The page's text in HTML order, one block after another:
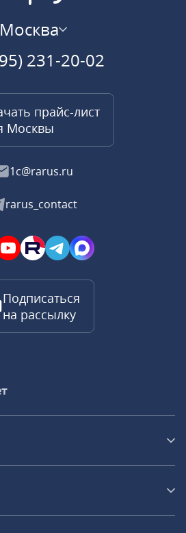
Москва
231-20-02
прайс-лист
Москвы
1c@rarus.ru
rarus_contact
Подписаться
на рассылку